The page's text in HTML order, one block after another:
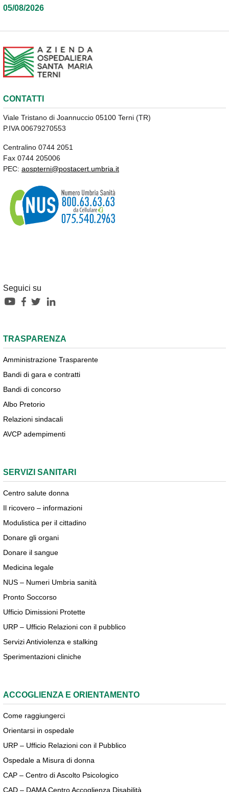
05/08/2026
CONTATTI
Viale Tristano di Joannuccio 05100 Terni (TR)
P.IVA 00679270553
Centralino 0744 2051
Fax 0744 205006
PEC: aospterni@postacert.umbria.it
Seguici su
TRASPARENZA
Amministrazione Trasparente
Bandi di gara e contratti
Bandi di concorso
Albo Pretorio
Relazioni sindacali
AVCP adempimenti
SERVIZI SANITARI
Centro salute donna
Il ricovero – informazioni
Modulistica per il cittadino
Donare gli organi
Donare il sangue
Medicina legale
NUS – Numeri Umbria sanità
Pronto Soccorso
Ufficio Dimissioni Protette
URP – Ufficio Relazioni con il pubblico
Servizi Antiviolenza e stalking
Sperimentazioni cliniche
ACCOGLIENZA E ORIENTAMENTO
Come raggiungerci
Orientarsi in ospedale
URP – Ufficio Relazioni con il Pubblico
Ospedale a Misura di donna
CAP – Centro di Ascolto Psicologico
CAD – DAMA Centro Accoglienza Disabilità